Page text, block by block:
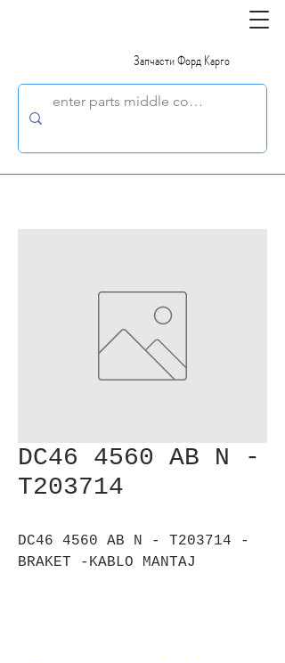
Запчасти Форд Карго
DC46 4560 AB N -
T203714
DC46 4560 AB N - T203714 -
BRAKET -KABLO MANTAJ